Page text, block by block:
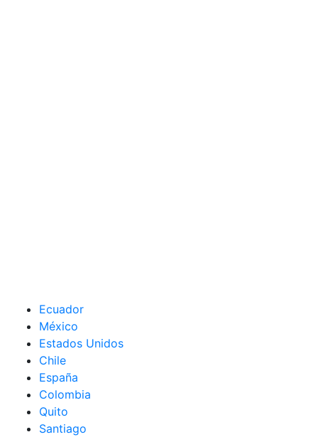
Ecuador
México
Estados Unidos
Chile
España
Colombia
Quito
Santiago